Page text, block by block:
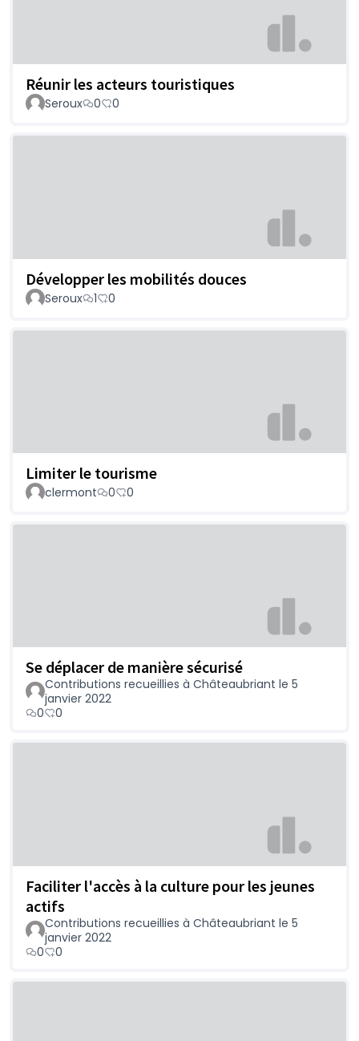
Réunir les acteurs touristiques
Seroux 0 0
Développer les mobilités douces
Seroux 1 0
Limiter le tourisme
clermont 0 0
Se déplacer de manière sécurisé
Contributions recueillies à Châteaubriant le 5
janvier 2022
0
0
Faciliter l'accès à la culture pour les jeunes
actifs
Contributions recueillies à Châteaubriant le 5
janvier 2022
0
0